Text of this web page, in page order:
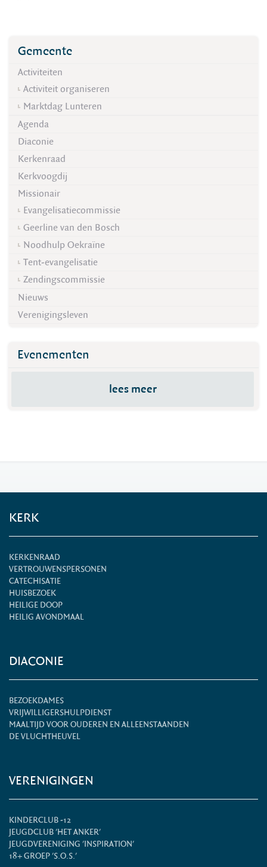
Gemeente
Activiteiten
Activiteit organiseren
Marktdag Lunteren
Agenda
Diaconie
Kerkenraad
Kerkvoogdij
Missionair
Evangelisatiecommissie
Geerline van den Bosch
Noodhulp Oekraïne
Tent-evangelisatie
Zendingscommissie
Nieuws
Verenigingsleven
Evenementen
lees meer
KERK
KERKENRAAD
VERTROUWENSPERSONEN
CATECHISATIE
HUISBEZOEK
HEILIGE DOOP
HEILIG AVONDMAAL
DIACONIE
BEZOEKDAMES
VRIJWILLIGERSHULPDIENST
MAALTIJD VOOR OUDEREN EN ALLEENSTAANDEN
DE VLUCHTHEUVEL
VERENIGINGEN
KINDERCLUB -12
JEUGDCLUB 'HET ANKER'
JEUGDVERENIGING 'INSPIRATION'
18+ GROEP 'S.O.S.'